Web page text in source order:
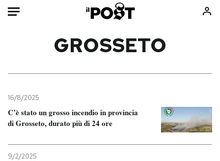
Mondo
Politica
Tecnologia
Scienza
Consumismi
GROSSETO
16/8/2025
C’è stato un grosso incendio in provincia
di Grosseto, durato più di 24 ore
9/2/2025